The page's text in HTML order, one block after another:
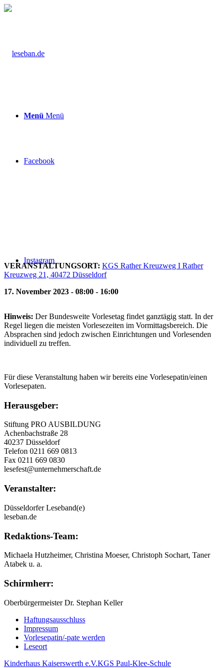
Facebook
Instagram
Menü Menü
VERANSTALTUNGSORT: KGS Rather Kreuzweg I Rather
Kreuzweg 21, 40472 Düsseldorf
17. November 2023 - 08:00 - 16:00
Hinweis: Der Bundesweite Vorlesetag findet ganztägig statt. In der
Regel liegen die meisten Vorlesezeiten im Vormittagsbereich. Die
Absprachen sind jedoch zwischen Einrichtungen und Vorlesenden
individuell zu treffen.
Für diese Veranstaltung haben wir bereits eine Vorlesepatin/einen
Vorlesepaten.
Herausgeber:
Stiftung PRO AUSBILDUNG
Achenbachstraße 28
40237 Düsseldorf
Telefon 0211 669 0813
Fax 0211 669 0830
lesefest@unternehmerschaft.de
Veranstalter:
Düsseldorfer Leseband(e)
leseban.de
Redaktions-Team:
Michaela Hutzheimer, Christina Moeser, Christoph Sochart, Taner
Atabek u. a.
Schirmherr:
Oberbürgermeister Dr. Stephan Keller
Haftungsausschluss
Impressum
Vorlesepatin/-pate werden
Leseort
Kinderhaus Kaiserswerth e.V.KGS Paul-Klee-Schule